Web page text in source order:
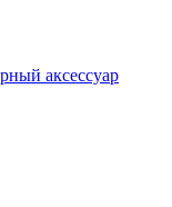
аксессуар